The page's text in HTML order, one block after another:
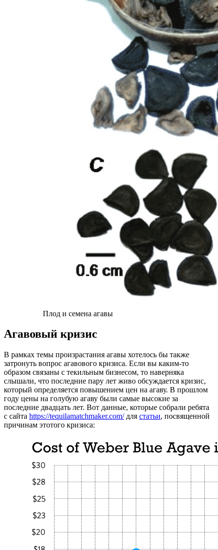
Плод и семена агавы
Агавовый кризис
В рамках темы произрастания агавы хотелось бы также
затронуть вопрос агавового кризиса. Если вы каким-то
образом связаны с текильным бизнесом, то наверняка
слышали, что последние пару лет живо обсуждается кризис,
который определяется повышением цен на агаву. В прошлом
году цены на голубую агаву были самые высокие за
последние двадцать лет. Вот данные, которые собрали ребята
с сайта https://tequilamatchmaker.com/для статьи, посвященной
причинам этотого кризиса: